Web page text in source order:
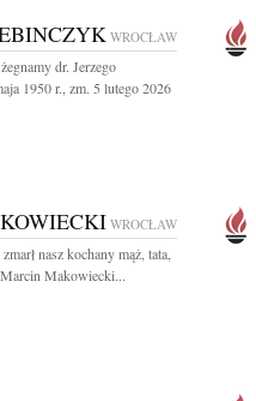
WROCŁAW
dr. Jerzego
1950 r., zm. 5 lutego 2026
WROCŁAW
nasz kochany mąż, tata,
Makowiecki...